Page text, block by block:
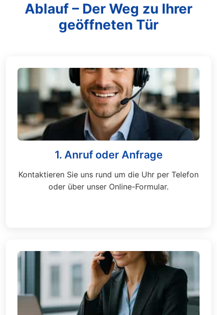
Ablauf – Der Weg zu Ihrer
geöffneten Tür
1. Anruf oder Anfrage
Kontaktieren Sie uns rund um die Uhr per Telefon
oder über unser Online-Formular.